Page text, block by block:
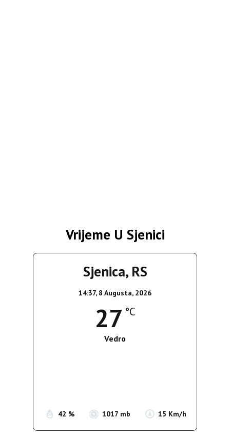
Vrijeme U Sjenici
Sjenica, RS
14:37, 8 Augusta, 2026
27 °C
Vedro
42 % 1017 mb 15 Km/h